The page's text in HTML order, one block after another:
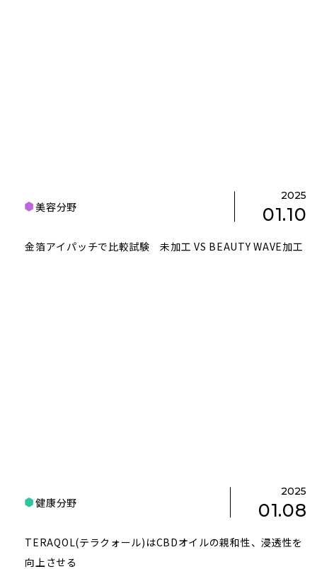
美容分野
2025
01.10
金箔アイパッチで比較試験 未加工 VS BEAUTY WAVE加工
健康分野
2025
01.08
TERAQOL(テラクォール)はCBDオイルの親和性、浸透性を
向上させる